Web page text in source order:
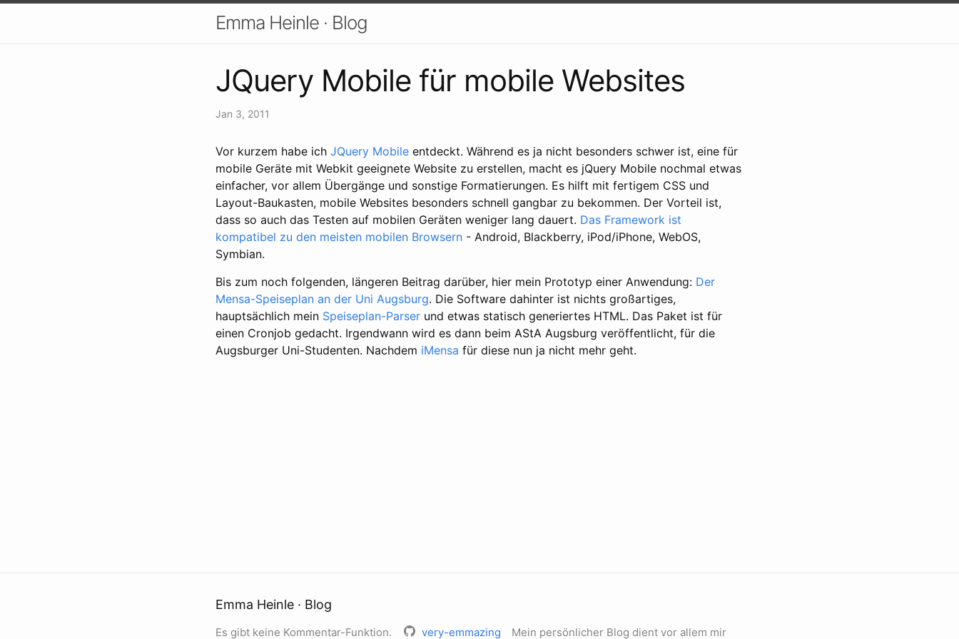
Emma Heinle · Blog
JQuery Mobile für mobile Websites
Jan 3, 2011
Vor kurzem habe ich JQuery Mobile entdeckt. Während es ja nicht besonders schwer ist, eine für
mobile Geräte mit Webkit geeignete Website zu erstellen, macht es jQuery Mobile nochmal etwas
einfacher, vor allem Übergänge und sonstige Formatierungen. Es hilft mit fertigem CSS und
Layout-Baukasten, mobile Websites besonders schnell gangbar zu bekommen. Der Vorteil ist,
dass so auch das Testen auf mobilen Geräten weniger lang dauert. Das Framework ist
kompatibel zu den meisten mobilen Browsern - Android, Blackberry, iPod/iPhone, WebOS,
Symbian.
Bis zum noch folgenden, längeren Beitrag darüber, hier mein Prototyp einer Anwendung: Der
Mensa-Speiseplan an der Uni Augsburg. Die Software dahinter ist nichts großartiges,
hauptsächlich mein Speiseplan-Parser und etwas statisch generiertes HTML. Das Paket ist für
einen Cronjob gedacht. Irgendwann wird es dann beim AStA Augsburg veröffentlicht, für die
Augsburger Uni-Studenten. Nachdem iMensa für diese nun ja nicht mehr geht.
Emma Heinle · Blog
Es gibt keine Kommentar-Funktion. very-emmazing Mein persönlicher Blog dient vor allem mir